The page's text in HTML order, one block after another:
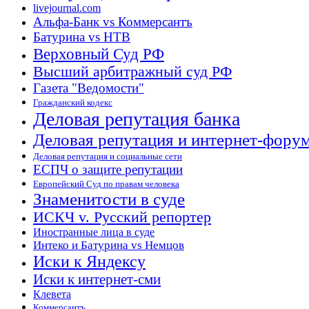
livejournal.com
Альфа-Банк vs Коммерсантъ
Батурина vs НТВ
Верховный Суд РФ
Высший арбитражный суд РФ
Газета "Ведомости"
Гражданский кодекс
Деловая репутация банка
Деловая репутация и интернет-
Деловая репутация и социальные сети
ЕСПЧ о защите репутации
Европейский Суд по правам человека
Знаменитости в суде
ИСКЧ v. Русский репортер
Иностранные лица в суде
Интеко и Батурина vs Немцов
Иски к Яндексу
Иски к интернет-сми
Клевета